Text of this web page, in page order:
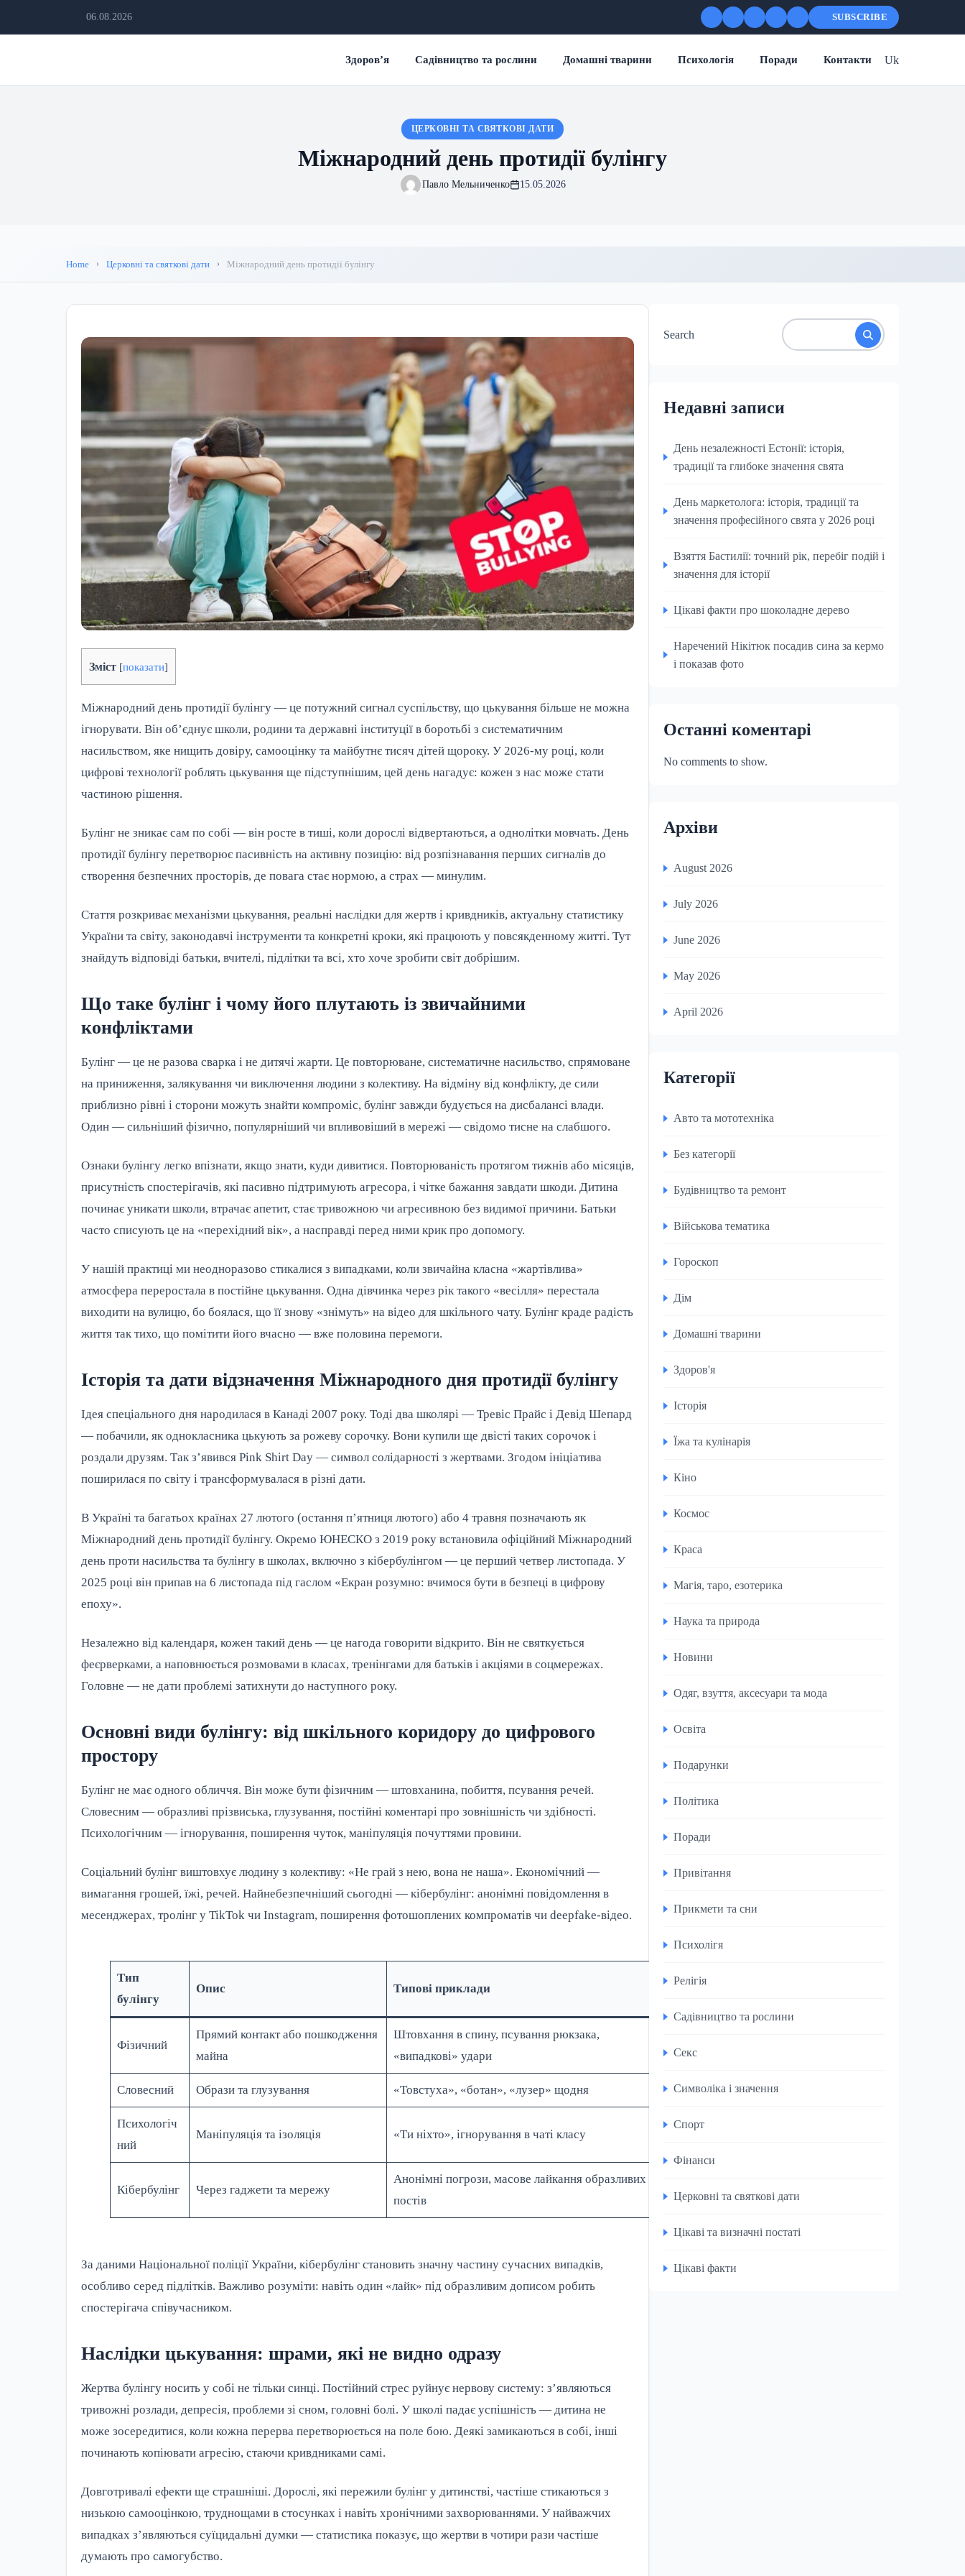
06.08.2026 SUBSCRIBE
Здоров’я Садівництво та рослини Домашні тварини Психологія Поради Контакти Uk
ЦЕРКОВНІ ТА СВЯТКОВІ ДАТИ
Міжнародний день протидії булінгу
Павло Мельниченко 15.05.2026
Home Церковні та святкові дати Міжнародний день протидії булінгу
Зміст [показати]
Міжнародний день протидії булінгу — це потужний сигнал суспільству, що цькування більше не можна
ігнорувати. Він об’єднує школи, родини та державні інституції в боротьбі з систематичним
насильством, яке нищить довіру, самооцінку та майбутнє тисяч дітей щороку. У 2026-му році, коли
цифрові технології роблять цькування ще підступнішим, цей день нагадує: кожен з нас може стати
частиною рішення.
Булінг не зникає сам по собі — він росте в тиші, коли дорослі відвертаються, а однолітки мовчать. День
протидії булінгу перетворює пасивність на активну позицію: від розпізнавання перших сигналів до
створення безпечних просторів, де повага стає нормою, а страх — минулим.
Стаття розкриває механізми цькування, реальні наслідки для жертв і кривдників, актуальну статистику
України та світу, законодавчі інструменти та конкретні кроки, які працюють у повсякденному житті. Тут
знайдуть відповіді батьки, вчителі, підлітки та всі, хто хоче зробити світ добрішим.
Що таке булінг і чому його плутають із звичайними
конфліктами
Булінг — це не разова сварка і не дитячі жарти. Це повторюване, систематичне насильство, спрямоване
на приниження, залякування чи виключення людини з колективу. На відміну від конфлікту, де сили
приблизно рівні і сторони можуть знайти компроміс, булінг завжди будується на дисбалансі влади.
Один — сильніший фізично, популярніший чи впливовіший в мережі — свідомо тисне на слабшого.
Ознаки булінгу легко впізнати, якщо знати, куди дивитися. Повторюваність протягом тижнів або місяців,
присутність спостерігачів, які пасивно підтримують агресора, і чітке бажання завдати шкоди. Дитина
починає уникати школи, втрачає апетит, стає тривожною чи агресивною без видимої причини. Батьки
часто списують це на «перехідний вік», а насправді перед ними крик про допомогу.
У нашій практиці ми неодноразово стикалися з випадками, коли звичайна класна «жартівлива»
атмосфера переростала в постійне цькування. Одна дівчинка через рік такого «весілля» перестала
виходити на вулицю, бо боялася, що її знову «знімуть» на відео для шкільного чату. Булінг краде радість
життя так тихо, що помітити його вчасно — вже половина перемоги.
Історія та дати відзначення Міжнародного дня протидії булінгу
Ідея спеціального дня народилася в Канаді 2007 року. Тоді два школярі — Тревіс Прайс і Девід Шепард
— побачили, як однокласника цькують за рожеву сорочку. Вони купили ще двісті таких сорочок і
роздали друзям. Так з’явився Pink Shirt Day — символ солідарності з жертвами. Згодом ініціатива
поширилася по світу і трансформувалася в різні дати.
В Україні та багатьох країнах 27 лютого (остання п’ятниця лютого) або 4 травня позначають як
Міжнародний день протидії булінгу. Окремо ЮНЕСКО з 2019 року встановила офіційний Міжнародний
день проти насильства та булінгу в школах, включно з кібербулінгом — це перший четвер листопада. У
2025 році він припав на 6 листопада під гаслом «Екран розумно: вчимося бути в безпеці в цифрову
епоху».
Незалежно від календаря, кожен такий день — це нагода говорити відкрито. Він не святкується
феєрверками, а наповнюється розмовами в класах, тренінгами для батьків і акціями в соцмережах.
Головне — не дати проблемі затихнути до наступного року.
Основні види булінгу: від шкільного коридору до цифрового
простору
Булінг не має одного обличчя. Він може бути фізичним — штовханина, побиття, псування речей.
Словесним — образливі прізвиська, глузування, постійні коментарі про зовнішність чи здібності.
Психологічним — ігнорування, поширення чуток, маніпуляція почуттями провини.
Соціальний булінг виштовхує людину з колективу: «Не грай з нею, вона не наша». Економічний —
вимагання грошей, їжі, речей. Найнебезпечніший сьогодні — кібербулінг: анонімні повідомлення в
месенджерах, тролінг у TikTok чи Instagram, поширення фотошоплених компроматів чи deepfake-відео.
Тип
булінгу
Опис Типові приклади
Фізичний
Прямий контакт або пошкодження
майна
Штовхання в спину, псування рюкзака,
«випадкові» удари
Словесний Образи та глузування «Товстуха», «ботан», «лузер» щодня
Психологіч
ний
Маніпуляція та ізоляція «Ти ніхто», ігнорування в чаті класу
Кібербулінг Через гаджети та мережу
Анонімні погрози, масове лайкання образливих
постів
За даними Національної поліції України, кібербулінг становить значну частину сучасних випадків,
особливо серед підлітків. Важливо розуміти: навіть один «лайк» під образливим дописом робить
спостерігача співучасником.
Наслідки цькування: шрами, які не видно одразу
Жертва булінгу носить у собі не тільки синці. Постійний стрес руйнує нервову систему: з’являються
тривожні розлади, депресія, проблеми зі сном, головні болі. У школі падає успішність — дитина не
може зосередитися, коли кожна перерва перетворюється на поле бою. Деякі замикаються в собі, інші
починають копіювати агресію, стаючи кривдниками самі.
Довготривалі ефекти ще страшніші. Дорослі, які пережили булінг у дитинстві, частіше стикаються з
низькою самооцінкою, труднощами в стосунках і навіть хронічними захворюваннями. У найважчих
випадках з’являються суїцидальні думки — статистика показує, що жертви в чотири рази частіше
думають про самогубство.
Search
Недавні записи
День незалежності Естонії: історія,
традиції та глибоке значення свята
День маркетолога: історія, традиції та
значення професійного свята у 2026 році
Взяття Бастилії: точний рік, перебіг подій і
значення для історії
Цікаві факти про шоколадне дерево
Наречений Нікітюк посадив сина за кермо
і показав фото
Останні коментарі
No comments to show.
Архіви
August 2026
July 2026
June 2026
May 2026
April 2026
Категорії
Авто та мототехніка
Без категорії
Будівництво та ремонт
Військова тематика
Гороскоп
Дім
Домашні тварини
Здоров'я
Історія
Їжа та кулінарія
Кіно
Космос
Краса
Магія, таро, езотерика
Наука та природа
Новини
Одяг, взуття, аксесуари та мода
Освіта
Подарунки
Політика
Поради
Привітання
Прикмети та сни
Психолігя
Релігія
Садівництво та рослини
Секс
Символіка і значення
Спорт
Фінанси
Церковні та святкові дати
Цікаві та визначні постаті
Цікаві факти